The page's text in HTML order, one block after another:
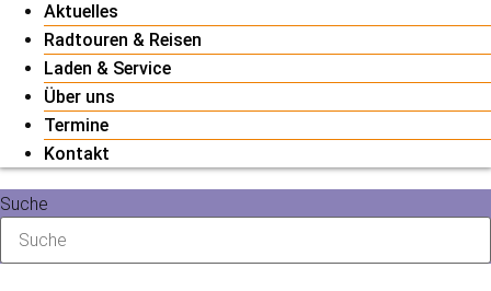
Aktuelles
Radtouren & Reisen
Laden & Service
Über uns
Termine
Kontakt
Suche